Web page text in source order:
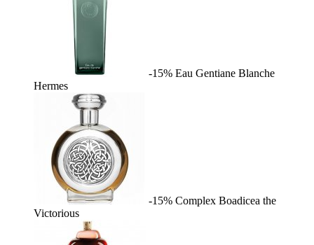
-15% Eau Gentiane Blanche
Hermes
-15% Complex Boadicea the
Victorious